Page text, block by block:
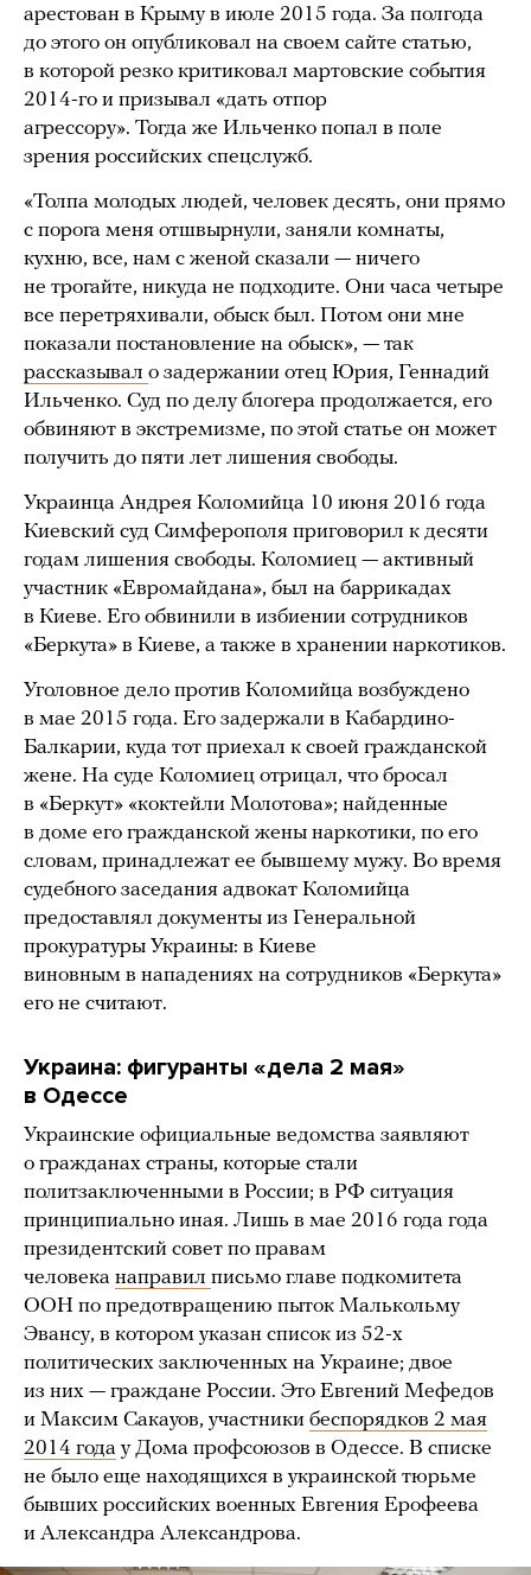
арестован в Крыму в июле 2015 года. За полгода
до этого он опубликовал на своем сайте статью,
в которой резко критиковал мартовские события
2014-го и призывал «дать отпор
агрессору». Тогда же Ильченко попал в поле
зрения российских спецслужб.
«Толпа молодых людей, человек десять, они прямо
с порога меня отшвырнули, заняли комнаты,
кухню, все, нам с женой сказали — ничего
не трогайте, никуда не подходите. Они часа четыре
все перетряхивали, обыск был. Потом они мне
показали постановление на обыск», — так
рассказывал о задержании отец Юрия, Геннадий
Ильченко. Суд по делу блогера продолжается, его
обвиняют в экстремизме, по этой статье он может
получить до пяти лет лишения свободы.
Украинца Андрея Коломийца 10 июня 2016 года
Киевский суд Симферополя приговорил к десяти
годам лишения свободы. Коломиец — активный
участник «Евромайдана», был на баррикадах
в Киеве. Его обвинили в избиении сотрудников
«Беркута» в Киеве, а также в хранении наркотиков.
Уголовное дело против Коломийца возбуждено
в мае 2015 года. Его задержали в Кабардино-
Балкарии, куда тот приехал к своей гражданской
жене. На суде Коломиец отрицал, что бросал
в «Беркут» «коктейли Молотова»; найденные
в доме его гражданской жены наркотики, по его
словам, принадлежат ее бывшему мужу. Во время
судебного заседания адвокат Коломийца
предоставлял документы из Генеральной
прокуратуры Украины: в Киеве
виновным в нападениях на сотрудников «Беркута»
его не считают.
Украина: фигуранты «дела 2 мая»
в Одессе
Украинские официальные ведомства заявляют
о гражданах страны, которые стали
политзаключенными в России; в РФ ситуация
принципиально иная. Лишь в мае 2016 года года
президентский совет по правам
человека направил письмо главе подкомитета
ООН по предотвращению пыток Малькольму
Эвансу, в котором указан список из 52-х
политических заключенных на Украине; двое
из них — граждане России. Это Евгений Мефедов
и Максим Сакауов, участники беспорядков 2 мая
2014 года у Дома профсоюзов в Одессе. В списке
не было еще находящихся в украинской тюрьме
бывших российских военных Евгения Ерофеева
и Александра Александрова.